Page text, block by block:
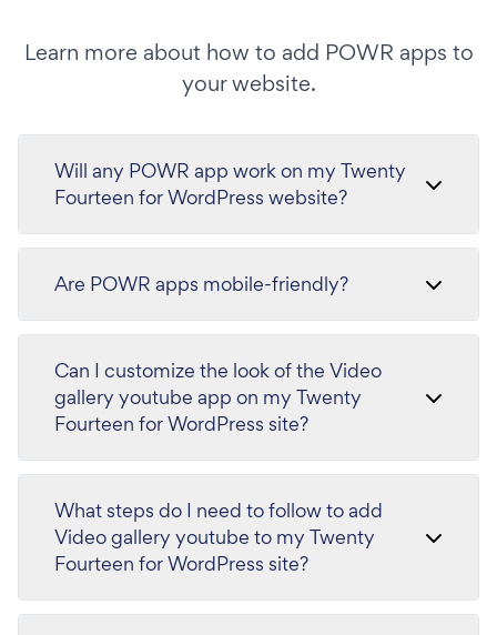
Learn more about how to add POWR apps to
your website.
Will any POWR app work on my Twenty
Fourteen for WordPress website?
Are POWR apps mobile-friendly?
Can I customize the look of the Video
gallery youtube app on my Twenty
Fourteen for WordPress site?
What steps do I need to follow to add
Video gallery youtube to my Twenty
Fourteen for WordPress site?